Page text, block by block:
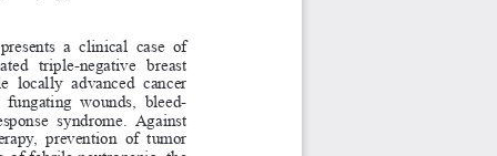
presents  a  clinical  case  of
triple-negative  breast
locally  advanced  cancer
fungating  wounds,  bleed-
syndrome.  Against
prevention  of  tumor